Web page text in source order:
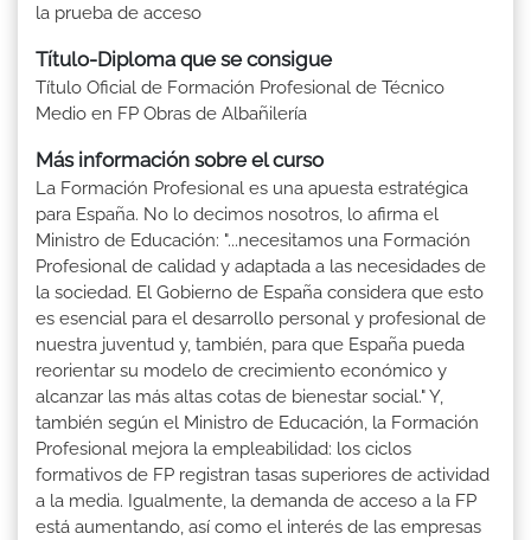
la prueba de acceso
Título-Diploma que se consigue
Título Oficial de Formación Profesional de Técnico
Medio en FP Obras de Albañilería
Más información sobre el curso
La Formación Profesional es una apuesta estratégica
para España. No lo decimos nosotros, lo afirma el
Ministro de Educación: "...necesitamos una Formación
Profesional de calidad y adaptada a las necesidades de
la sociedad. El Gobierno de España considera que esto
es esencial para el desarrollo personal y profesional de
nuestra juventud y, también, para que España pueda
reorientar su modelo de crecimiento económico y
alcanzar las más altas cotas de bienestar social." Y,
también según el Ministro de Educación, la Formación
Profesional mejora la empleabilidad: los ciclos
formativos de FP registran tasas superiores de actividad
a la media. Igualmente, la demanda de acceso a la FP
está aumentando, así como el interés de las empresas